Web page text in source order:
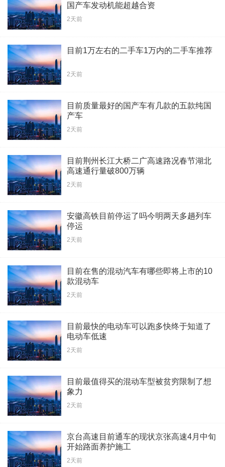
国产车发动机能超越合资
2天前
目前1万左右的二手车1万内的二手车推荐
2天前
目前质量最好的国产车有几款的五款纯国
产车
2天前
目前荆州长江大桥二广高速路况春节湖北
高速通行量破800万辆
2天前
安徽高铁目前停运了吗今明两天多趟列车
停运
2天前
目前在售的混动汽车有哪些即将上市的10
款混动车
2天前
目前最快的电动车可以跑多快终于知道了
电动车低速
2天前
目前最值得买的混动车型被贫穷限制了想
象力
2天前
京台高速目前通车的现状京张高速4月中旬
开始路面养护施工
2天前